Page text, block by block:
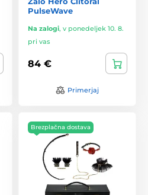
PulseWave
Na zalogi, v ponedeljek 10. 8.
pri vas
84 €
Primerjaj
Brezplačna dostava